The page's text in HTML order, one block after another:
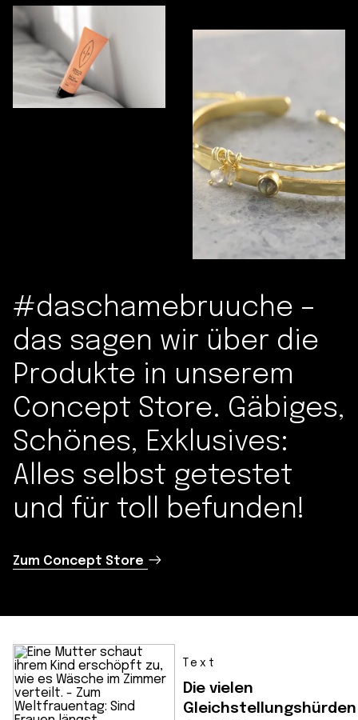
#daschamebruuche –
das sagen wir über die
Produkte in unserem
Concept Store. Gäbiges,
Schönes, Exklusives:
Alles selbst getestet
und für toll befunden!
Zum Concept Store
Text
Die vielen
Gleichstellungshürden